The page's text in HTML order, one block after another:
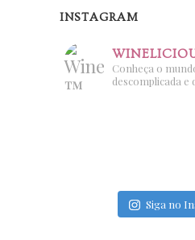
INSTAGRAM
Conheça o
descomplicada e
Siga no